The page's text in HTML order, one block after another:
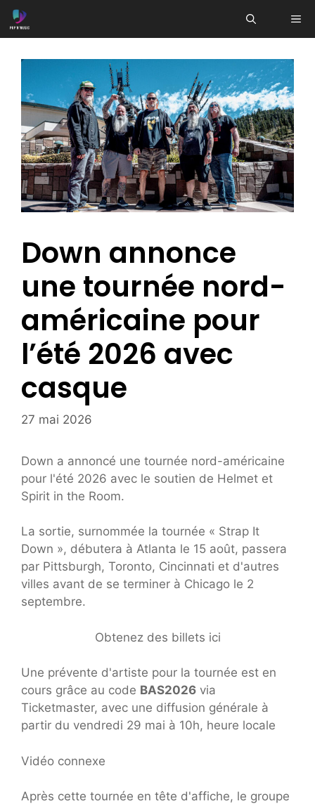
Aller
au
Down annonce
une tournée nord-
américaine pour
l’été 2026 avec
casque
27 mai 2026
Down a annoncé une tournée nord-américaine
pour l'été 2026 avec le soutien de Helmet et
Spirit in the Room.
La sortie, surnommée la tournée « Strap It
Down », débutera à Atlanta le 15 août, passera
par Pittsburgh, Toronto, Cincinnati et d'autres
villes avant de se terminer à Chicago le 2
septembre.
Obtenez des billets ici
Une prévente d'artiste pour la tournée est en
cours grâce au code BAS2026 via
Ticketmaster, avec une diffusion générale à
partir du vendredi 29 mai à 10h, heure locale
Vidéo connexe
Après cette tournée en tête d'affiche, le groupe